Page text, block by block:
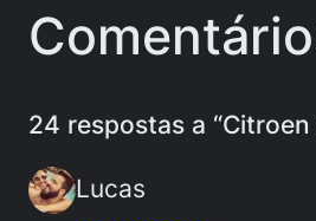
24 respostas a “Citroen
Lucas